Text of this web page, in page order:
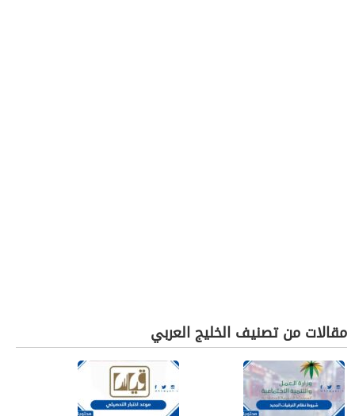
مقالات من تصنيف الخليج العربي